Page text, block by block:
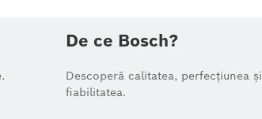
De ce Bosch?
Descoperă calitatea, perfecțiunea și
fiabilitatea.